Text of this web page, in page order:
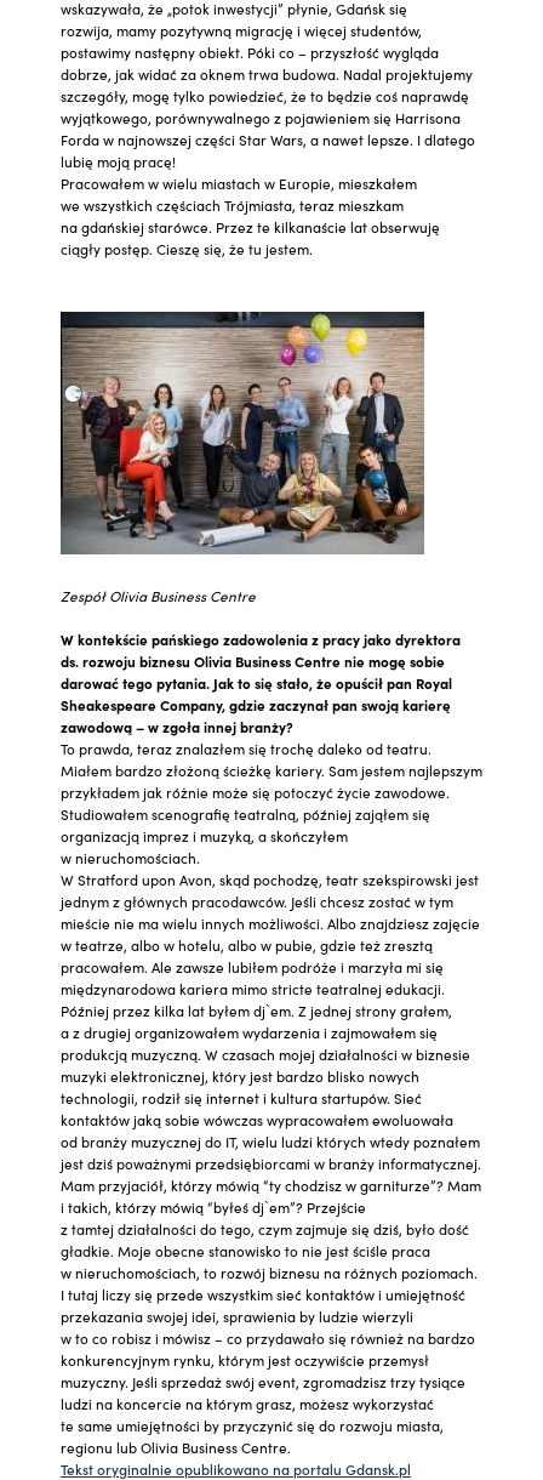
wskazywała, że „potok inwestycji” płynie, Gdańsk się
rozwija, mamy pozytywną migrację i więcej studentów,
postawimy następny obiekt. Póki co – przyszłość wygląda
dobrze, jak widać za oknem trwa budowa. Nadal projektujemy
szczegóły, mogę tylko powiedzieć, że to będzie coś naprawdę
wyjątkowego, porównywalnego z pojawieniem się Harrisona
Forda w najnowszej części Star Wars, a nawet lepsze. I dlatego
lubię moją pracę!
Pracowałem w wielu miastach w Europie, mieszkałem
we wszystkich częściach Trójmiasta, teraz mieszkam
na gdańskiej starówce. Przez te kilkanaście lat obserwuję
ciągły postęp. Cieszę się, że tu jestem.
Zespół Olivia Business Centre
W kontekście pańskiego zadowolenia z pracy jako dyrektora
ds. rozwoju biznesu Olivia Business Centre nie mogę sobie
darować tego pytania. Jak to się stało, że opuścił pan Royal
Sheakespeare Company, gdzie zaczynał pan swoją karierę
zawodową – w zgoła innej branży?
To prawda, teraz znalazłem się trochę daleko od teatru.
Miałem bardzo złożoną ścieżkę kariery. Sam jestem najlepszym
przykładem jak różnie może się potoczyć życie zawodowe.
Studiowałem scenografię teatralną, później zająłem się
organizacją imprez i muzyką, a skończyłem
w nieruchomościach.
W Stratford upon Avon, skąd pochodzę, teatr szekspirowski jest
jednym z głównych pracodawców. Jeśli chcesz zostać w tym
mieście nie ma wielu innych możliwości. Albo znajdziesz zajęcie
w teatrze, albo w hotelu, albo w pubie, gdzie też zresztą
pracowałem. Ale zawsze lubiłem podróże i marzyła mi się
międzynarodowa kariera mimo stricte teatralnej edukacji.
Później przez kilka lat byłem dj`em. Z jednej strony grałem,
a z drugiej organizowałem wydarzenia i zajmowałem się
produkcją muzyczną. W czasach mojej działalności w biznesie
muzyki elektronicznej, który jest bardzo blisko nowych
technologii, rodził się internet i kultura startupów. Sieć
kontaktów jaką sobie wówczas wypracowałem ewoluowała
od branży muzycznej do IT, wielu ludzi których wtedy poznałem
jest dziś poważnymi przedsiębiorcami w branży informatycznej.
Mam przyjaciół, którzy mówią “ty chodzisz w garniturze”? Mam
i takich, którzy mówią “byłeś dj`em”? Przejście
z tamtej działalności do tego, czym zajmuje się dziś, było dość
gładkie. Moje obecne stanowisko to nie jest ściśle praca
w nieruchomościach, to rozwój biznesu na różnych poziomach.
I tutaj liczy się przede wszystkim sieć kontaktów i umiejętność
przekazania swojej idei, sprawienia by ludzie wierzyli
w to co robisz i mówisz – co przydawało się również na bardzo
konkurencyjnym rynku, którym jest oczywiście przemysł
muzyczny. Jeśli sprzedaż swój event, zgromadzisz trzy tysiące
ludzi na koncercie na którym grasz, możesz wykorzystać
te same umiejętności by przyczynić się do rozwoju miasta,
regionu lub Olivia Business Centre.
Tekst oryginalnie opublikowano na portalu Gdansk.pl